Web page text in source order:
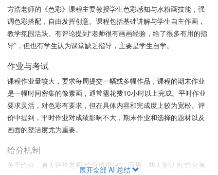
方浩老师的《色彩》课程主要教授学生色彩感知与水粉画技能，强
调色彩搭配，自由发挥创意。课程包括基础讲解与学生自主作画，
教学氛围活跃。有评论提到“老师很有画画经验，给了很多有用的指
导”，但也有学生认为课堂缺乏指导，主要是学生自学。
作业与考试
课程作业量较大，要求每周提交一幅或多幅作品，课程的期末作业
是一幅时间密集的像素画，通常需花费10小时以上完成。平时作业
要求灵活，对色彩有要求，但在具体内容和完成度上较为宽松。评
价中提到，平时作业对成绩影响不大，期末作业和选择的题材以及
画面的整洁度尤为重要。
给分机制
关于给分，有人评价老师“给分也很好”，而另一些人则认为“给分有
展开全部 AI 总结